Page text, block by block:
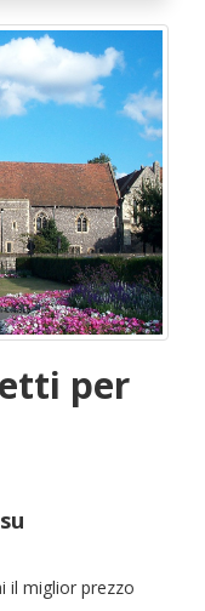
per
il miglior prezzo